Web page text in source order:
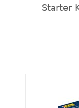
Starter